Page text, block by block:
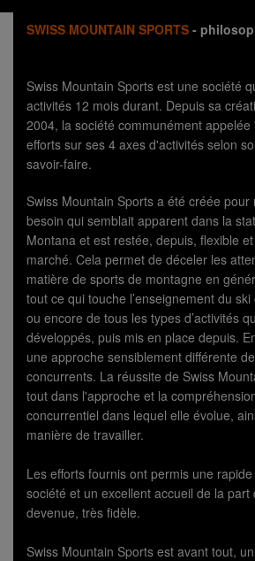
SWISS MOUNTAIN SPORTS -
Swiss Mountain Sports est une société
activités 12 mois durant. Depuis sa
2004, la société communément
efforts sur ses 4 axes d'activités selon
savoir-faire.
Swiss Mountain Sports a été créée pour
besoin qui semblait apparent dans la
Montana et est restée, depuis, flexible
marché. Cela permet de déceler les
matière de sports de montagne en
tout ce qui touche l’enseignement du
ou encore de tous les types d’activités
développés, puis mis en place depuis.
une approche sensiblement différente
concurrents. La réussite de Swiss
tout dans l'approche et la
concurrentiel dans lequel elle évolue,
manière de travailler.
Les efforts fournis ont permis une
société et un excellent accueil de la part
devenue, très fidèle.
Swiss Mountain Sports est avant tout,